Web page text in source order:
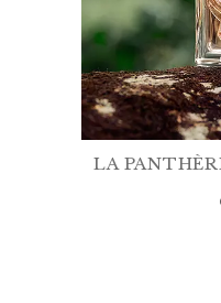
LA